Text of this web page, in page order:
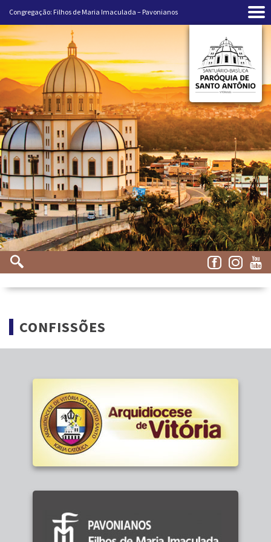
Congregação: Filhos de Maria Imaculada – Pavonianos
CONFISSÕES